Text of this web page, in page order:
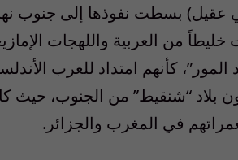
عقيل) بسطت نفوذها إلى جنوب
خليطاً من العربية واللهجات
المور”، كأنهم امتداد للعرب
بلاد “شنقيط” من الجنوب، حيث
في المغرب والجزائر.